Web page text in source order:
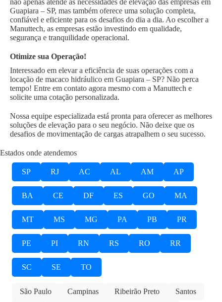
não apenas atende às necessidades de elevação das empresas em
Guapiara – SP, mas também oferece uma solução completa,
confiável e eficiente para os desafios do dia a dia. Ao escolher a
Manuttech, as empresas estão investindo em qualidade,
segurança e tranquilidade operacional.
Otimize sua Operação!
Interessado em elevar a eficiência de suas operações com a
locação de macaco hidráulico em Guapiara – SP? Não perca
tempo! Entre em contato agora mesmo com a Manuttech e
solicite uma cotação personalizada.
Nossa equipe especializada está pronta para oferecer as melhores
soluções de elevação para o seu negócio. Não deixe que os
desafios de movimentação de cargas atrapalhem o seu sucesso.
Estados onde atendemos
SP RJ AC AL AM AP
BA CE DF ES GO MA
MT MS MG PA PB PR
PE PI RN RS RO RR
SC SE TO
São Paulo Campinas Ribeirão Preto
Santos